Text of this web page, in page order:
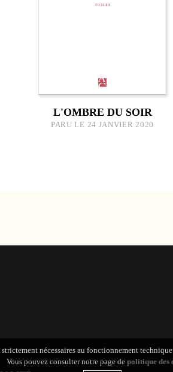
L'OMBRE DU SOIR
PARU LE 24 JANVIER 2020
nécessaires au fonctionnement
Vous pouvez consulter notre page de politique des